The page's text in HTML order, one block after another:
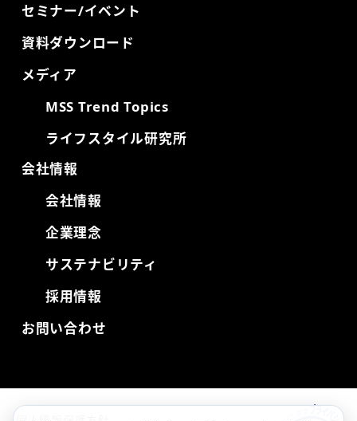
セミナー/イベント
資料ダウンロード
メディア
MSS Trend Topics
ライフスタイル研究所
会社情報
会社情報
企業理念
サステナビリティ
採用情報
お問い合わせ